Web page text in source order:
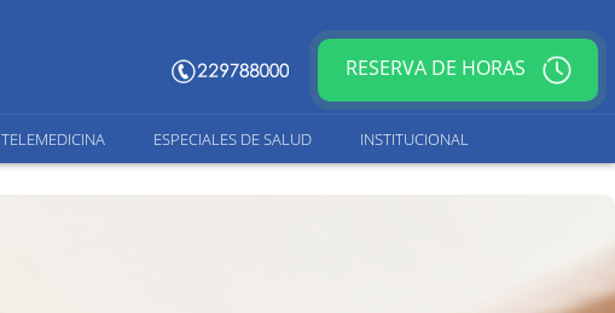
RESERVA DE HORAS
TELEMEDICINA ESPECIALES DE SALUD INSTITUCIONAL